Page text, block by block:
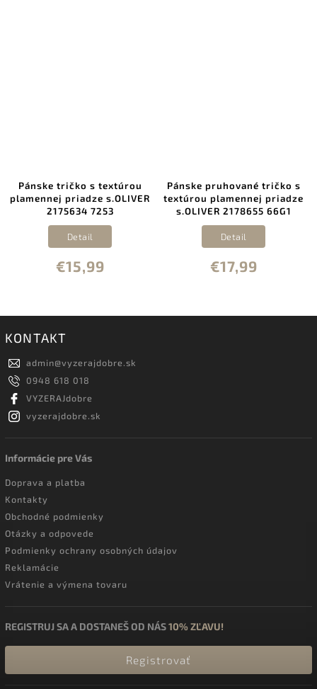
Pánske tričko s textúrou
plamennej priadze s.OLIVER
2175634 7253
€15,99
Detail
Pánske pruhované tričko s
textúrou plamennej priadze
s.OLIVER 2178655 66G1
€17,99
Detail
KONTAKT
admin@vyzerajdobre.sk
0948 618 018
VYZERAJdobre
vyzerajdobre.sk
Informácie pre Vás
Doprava a platba
Kontakty
Obchodné podmienky
Otázky a odpovede
Podmienky ochrany osobných údajov
Reklamácie
Vrátenie a výmena tovaru
REGISTRUJ SA A DOSTANEŠ OD NÁS10% ZĽAVU!
Registrovať